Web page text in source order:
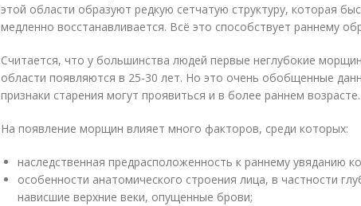
этой области образуют редкую сетчатую структуру, которая
медленно восстанавливается. Всё это способствует раннему
Считается, что у большинства людей первые неглубокие
области появляются в 25-30 лет. Но это очень обобщенные
признаки старения могут проявиться и в более раннем возрасте.
На появление морщин влияет много факторов, среди которых:
наследственная предрасположенность к раннему увяданию
особенности анатомического строения лица, в частности
нависшие верхние веки, опущенные брови;